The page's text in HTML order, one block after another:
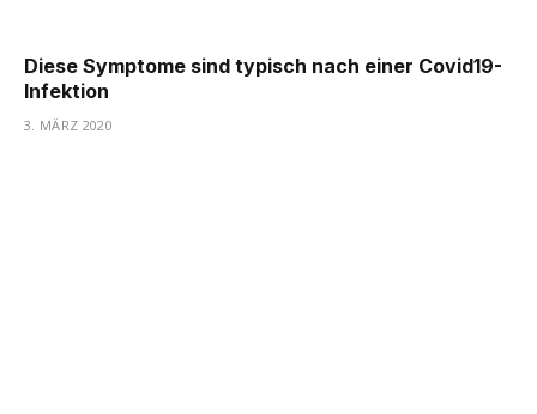
Diese Symptome sind typisch nach einer Covid19-
Infektion
3. MÄRZ 2020